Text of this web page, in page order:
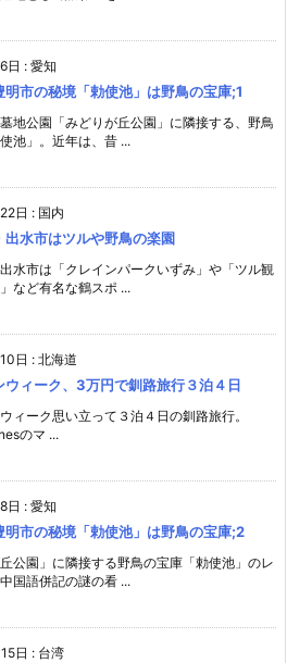
日 : 愛知
明市の秘境「勅使池」は野鳥の宝庫;1
地公園「みどりが丘公園」に隣接する、野鳥
池」。近年は、昔 ...
日 : 国内
出水市はツルや野鳥の楽園
水市は「クレインパークいずみ」や「ツル観
など有名な鶴スポ ...
日 : 北海道
ウィーク、3万円で釧路旅行３泊４日
ィーク思い立って３泊４日の釧路旅行。
のマ ...
日 : 愛知
明市の秘境「勅使池」は野鳥の宝庫;2
丘公園」に隣接する野鳥の宝庫「勅使池」のレ
国語併記の謎の看 ...
日 : 台湾